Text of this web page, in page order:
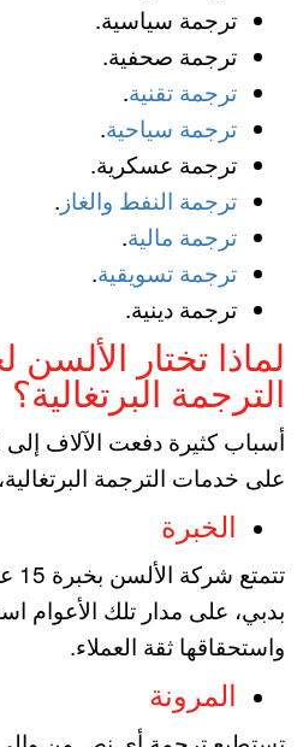
ترجمة سياسية.
ترجمة صحفية.
ترجمة تقنية.
ترجمة سياحية.
ترجمة عسكرية.
ترجمة النفط والغاز .
ترجمة مالية.
ترجمة تسويقية.
ترجمة دينية.
لماذا تختار
الترجمة البرتغالية؟
أسباب كثيرة دفعت الآلاف إلى
على خدمات الترجمة
الخبرة
بدبي، على مدار تلك الأعوام
واستحقاقها ثقة العملاء.
المرونة